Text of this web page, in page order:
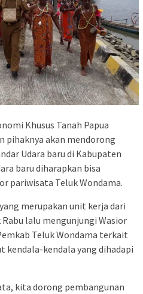
Khusus Tanah Papua
pihaknya akan mendorong
Udara baru di Kabupaten
baru diharapkan bisa
pariwisata Teluk Wondama.
merupakan unit kerja dari
lalu mengunjungi Wasior
Teluk Wondama terkait
kendala-kendala yang dihadapi
kita dorong pembangunan